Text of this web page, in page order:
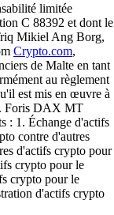
limitée
C 88392 et dont le
Mikiel Ang Borg,
Crypto.com,
de Malte en tant
au règlement
est mis en œuvre à
Foris DAX MT
: 1. Échange d'actifs
contre d'autres
d'actifs crypto pour
crypto pour le
crypto pour le
d'actifs crypto